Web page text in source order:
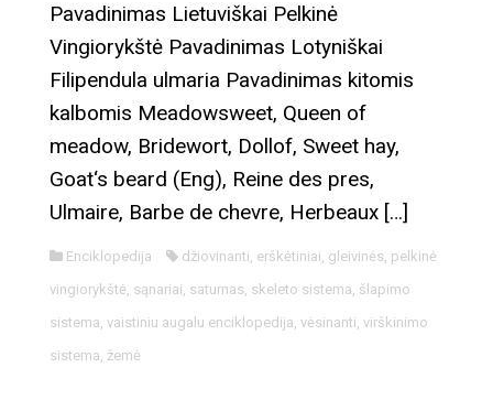
Pavadinimas Lietuviškai Pelkinė
Vingiorykštė Pavadinimas Lotyniškai
Filipendula ulmaria Pavadinimas kitomis
kalbomis Meadowsweet, Queen of
meadow, Bridewort, Dollof, Sweet hay,
Goat‘s beard (Eng), Reine des pres,
Ulmaire, Barbe de chevre, Herbeaux […]
Enciklopedija džiovinanti, erškėtiniai, gleivinės, pelkinė
vingiorykštė, sąnariai, saturnas, skeleto sistema, šlapimo
sistema, vaistiniu augalu enciklopedija, vėsinanti, virškinimo
sistema, žemė